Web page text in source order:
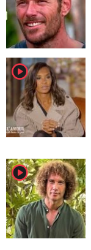
player2
player2